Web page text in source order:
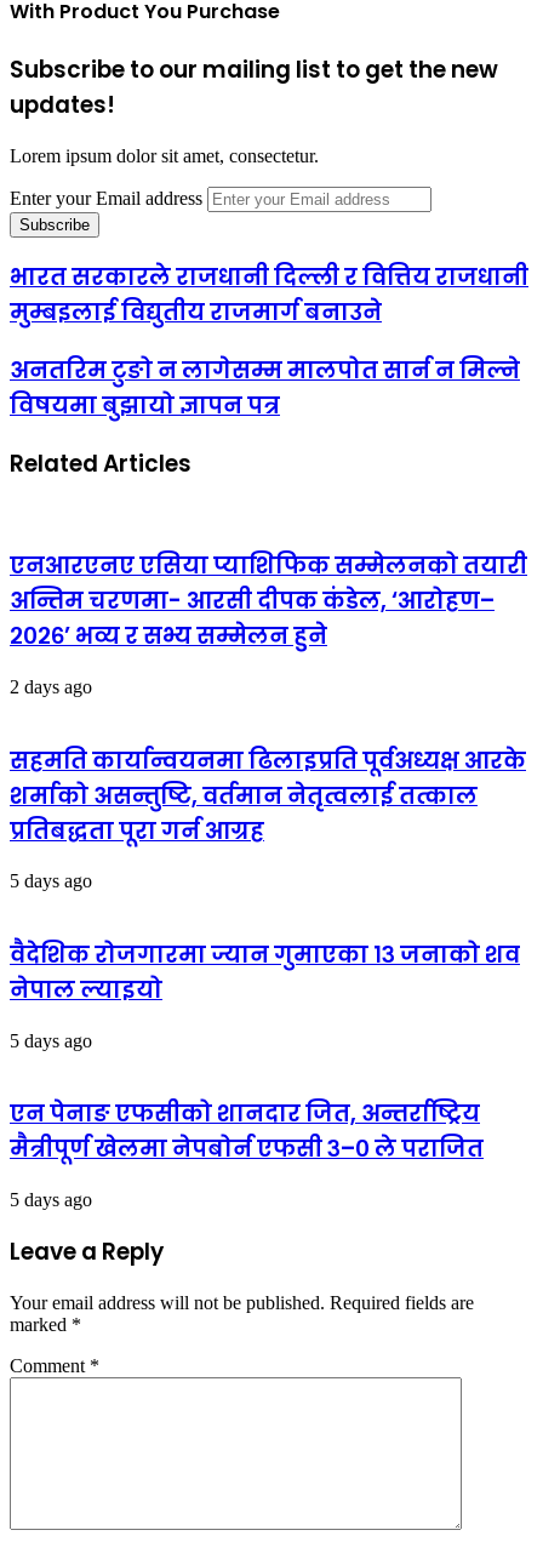
With Product You Purchase
Subscribe to our mailing list to get the new
updates!
Lorem ipsum dolor sit amet, consectetur.
Enter your Email address
भारत सरकारले राजधानी दिल्ली र वित्तिय राजधानी
मुम्बइलाई विद्युतीय राजमार्ग बनाउने
अनतरिम टुङो न लागेसम्म मालपोत सार्न न मिल्ने
विषयमा बुझायो ज्ञापन पत्र
Related Articles
एनआरएनए एसिया प्याशिफिक सम्मेलनको तयारी
अन्तिम चरणमा- आरसी दीपक कंडेल, ‘आरोहण–
२०२६’ भव्य र सभ्य सम्मेलन हुने
2 days ago
सहमति कार्यान्वयनमा ढिलाइप्रति पूर्वअध्यक्ष आरके
शर्माको असन्तुष्टि, वर्तमान नेतृत्वलाई तत्काल
प्रतिबद्धता पूरा गर्न आग्रह
5 days ago
वैदेशिक रोजगारमा ज्यान गुमाएका १३ जनाको शव
नेपाल ल्याइयो
5 days ago
एन पेनाङ एफसीको शानदार जित, अन्तर्राष्ट्रिय
मैत्रीपूर्ण खेलमा नेपबोर्न एफसी ३–० ले पराजित
5 days ago
Leave a Reply
Your email address will not be published. Required fields are
marked *
Comment *